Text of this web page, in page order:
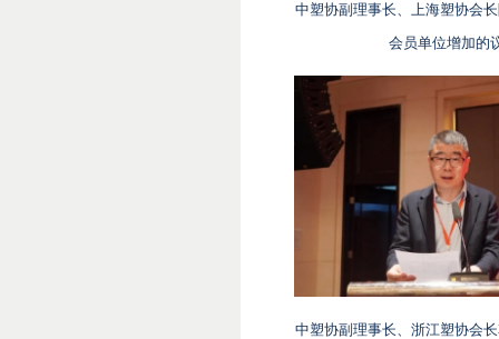
中塑协副理事长、上海塑协会
会员单位增加的
中塑协副理事长、浙江塑协会